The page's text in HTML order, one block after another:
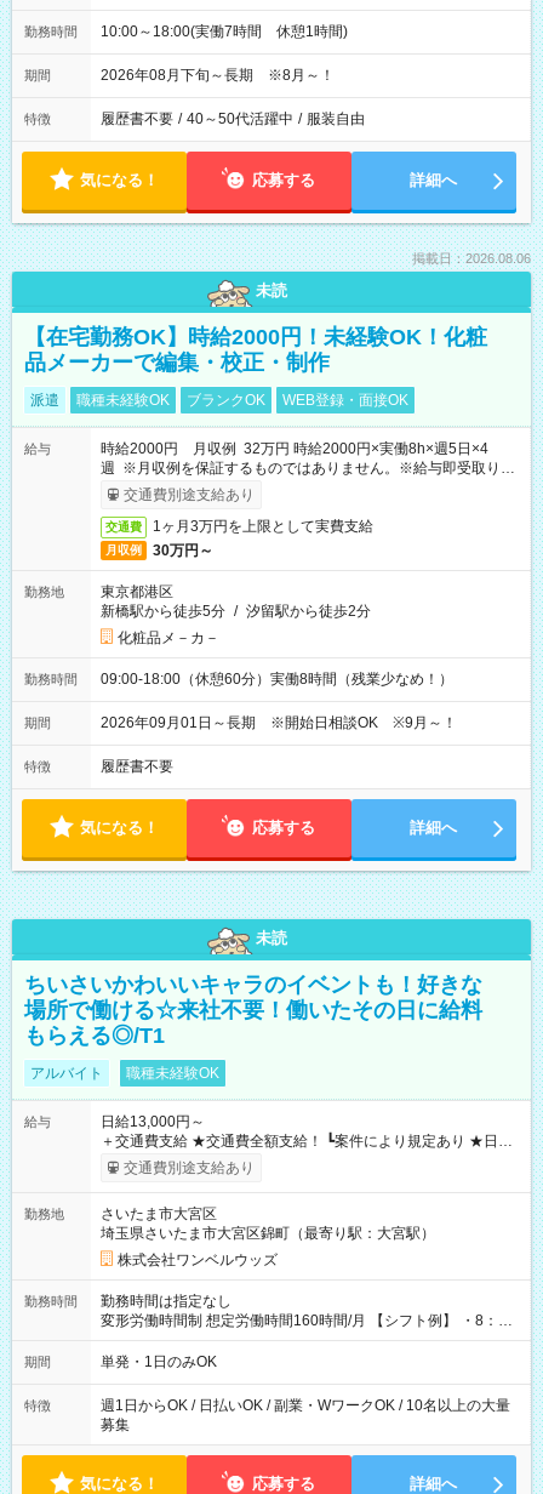
勤務時間 10:00～18:00(実働7時間 休憩1時間)
期間 2026年08月下旬～長期 ※8月～！
特徴 履歴書不要 / 40～50代活躍中 / 服装自由
気になる！ 応募する 詳細へ
掲載日：2026.08.06
未読
【在宅勤務OK】時給2000円！未経験OK！化粧
品メーカーで編集・校正・制作
派遣 職種未経験OK ブランクOK WEB登録・面接OK
給与
時給2000円 月収例 32万円 時給2000円×実働8h×週5日×4
週 ※月収例を保証するものではありません。※給与即受取りサ
ービス利用可（利用条件有）
交通費別途支給あり
交通費 1ヶ月3万円を上限として実費支給
月収例 30万円～
勤務地
東京都港区
新橋駅から徒歩5分 / 汐留駅から徒歩2分
化粧品メ－カ－
勤務時間 09:00-18:00（休憩60分）実働8時間（残業少なめ！）
期間 2026年09月01日～長期 ※開始日相談OK ※9月～！
特徴 履歴書不要
気になる！ 応募する 詳細へ
未読
ちいさいかわいいキャラのイベントも！好きな
場所で働ける☆来社不要！働いたその日に給料
もらえる◎/T1
アルバイト 職種未経験OK
給与
日給13,000円～
＋交通費支給 ★交通費全額支給！ ┗案件により規定あり ★日払
いOK！（規定あり） ┗働いたその日に現金GET♪ お仕事後はコ
ンビニATMから 日払い分を引き落とせます！ 【試用期間】試
交通費別途支給あり
勤務地
さいたま市大宮区
埼玉県さいたま市大宮区錦町（最寄り駅：大宮駅）
株式会社ワンベルウッズ
勤務時間
勤務時間は指定なし
変形労働時間制 想定労働時間160時間/月 【シフト例】 ・8：00
～21：00
期間 単発・1日のみOK
特徴
週1日からOK / 日払いOK / 副業・WワークOK / 10名以上の大量
募集
気になる！ 応募する 詳細へ